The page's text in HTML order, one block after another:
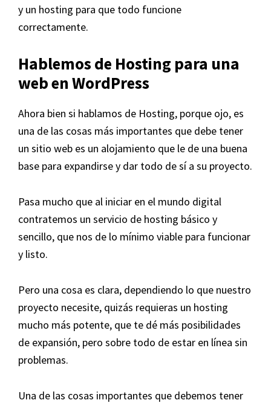
y un hosting para que todo funcione
correctamente.
Hablemos de Hosting para una
web en WordPress
Ahora bien si hablamos de Hosting, porque ojo, es
una de las cosas más importantes que debe tener
un sitio web es un alojamiento que le de una buena
base para expandirse y dar todo de sí a su proyecto.
Pasa mucho que al iniciar en el mundo digital
contratemos un servicio de hosting básico y
sencillo, que nos de lo mínimo viable para funcionar
y listo.
Pero una cosa es clara, dependiendo lo que nuestro
proyecto necesite, quizás requieras un hosting
mucho más potente, que te dé más posibilidades
de expansión, pero sobre todo de estar en línea sin
problemas.
Una de las cosas importantes que debemos tener